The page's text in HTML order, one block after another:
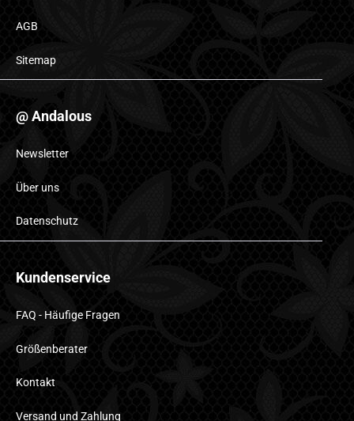
AGB
Sitemap
@ Andalous
Newsletter
Über uns
Datenschutz
Kundenservice
FAQ - Häufige Fragen
Größenberater
Kontakt
Versand und Zahlung